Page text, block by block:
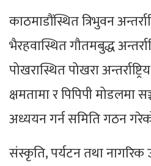
काठमाडौंस्थित त्रिभुवन
भैरहवास्थित गौतमबुद्ध
पोखरास्थित पोखरा
क्षमतामा र पिपिपी मोडलमा
अध्ययन गर्न समिति गठन
संस्कृति, पर्यटन तथा नागरिक